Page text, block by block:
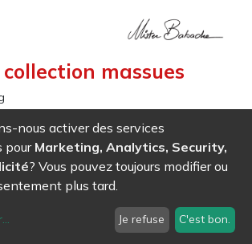
massues
/ HT
nous activer des services
pourMarketing, Analytics, Security,
? Vous pouvez toujours modifier ou
plus tard.
... Je refuse C'est bon.